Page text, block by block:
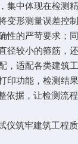
中体现在检测精
变形测量误差控
性的严苛要求；
径较小的箍筋，
，适配各类建筑
印功能，检测结
依据，让检测流程
筑牢建筑工程